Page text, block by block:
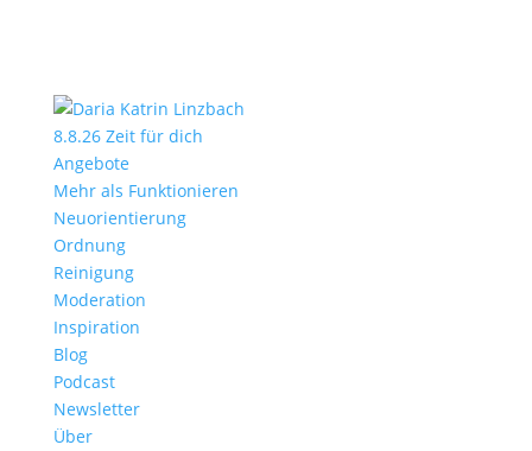
8.8.26 Zeit für dich
Angebote
Mehr als Funktionieren
Neuorientierung
Ordnung
Reinigung
Moderation
Inspiration
Blog
Podcast
Newsletter
Über